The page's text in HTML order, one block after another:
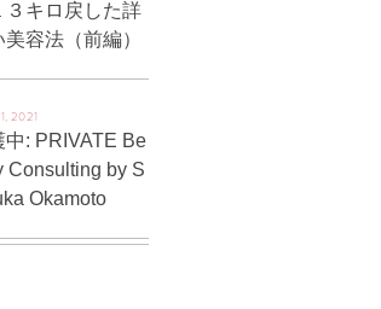
３キロ戻した詳
美容法（前編）
2021
中: PRIVATE Be
Consulting by S
Okamoto